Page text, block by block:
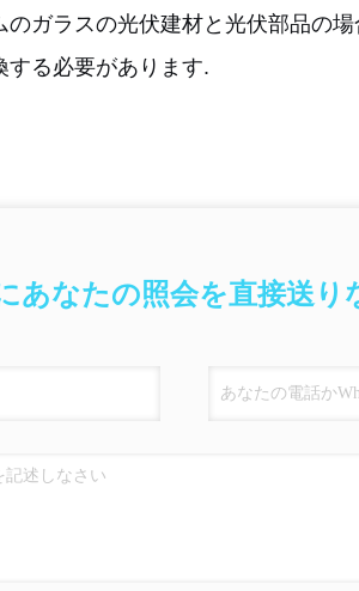
のガラスの光伏建材と光伏部品の
する必要があります.
あなたの照会を直接送り